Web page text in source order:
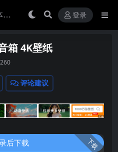
登录
箱 4K壁纸
260
评论建议
下载
后下载